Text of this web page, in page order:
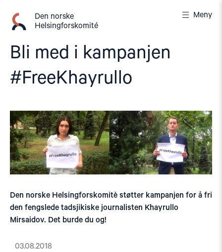
innhold
Den norske
Helsingforskomité
Meny
Bli med i kampanjen
#FreeKhayrullo
Den norske Helsingforskomitè støtter kampanjen for å fri
den fengslede tadsjikiske journalisten Khayrullo
Mirsaidov. Det burde du og!
03.08.2018